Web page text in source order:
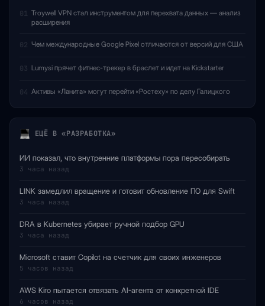
01 Troywell VPN стал инструментом для перехвата данных — анализ
расширения
02 Чем международные Google Pixel отличаются от версий для США
03 Lumysi прячет фитнес-трекер в браслет и идет на Kickstarter
04 Активы «Ланита» могут перейти «Ростеху» по делу Галицкого
ЕЩЁ В «РАЗРАБОТКА»
ИИ показал, что внутренние платформы пора пересобирать
3 часа назад
LINK замедлил вращение и готовит обновление ПО для Swift
3 часа назад
DRA в Kubernetes убирает ручной подбор GPU
3 часа назад
Microsoft ставит Copilot на счетчик для своих инженеров
5 часов назад
AWS Kiro пытается отвязать AI-агента от конкретной IDE
6 часов назад